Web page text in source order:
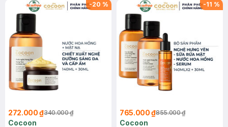
-20 %
272.000 ₫340.000 ₫
Cocoon
-11 %
765.000 ₫855.000 ₫
Cocoon